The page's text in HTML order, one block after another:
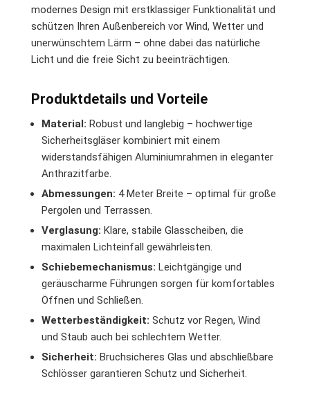
modernes Design mit erstklassiger Funktionalität und
schützen Ihren Außenbereich vor Wind, Wetter und
unerwünschtem Lärm – ohne dabei das natürliche
Licht und die freie Sicht zu beeinträchtigen.
Produktdetails und Vorteile
Material: Robust und langlebig – hochwertige
Sicherheitsgläser kombiniert mit einem
widerstandsfähigen Aluminiumrahmen in eleganter
Anthrazitfarbe.
Abmessungen: 4 Meter Breite – optimal für große
Pergolen und Terrassen.
Verglasung: Klare, stabile Glasscheiben, die
maximalen Lichteinfall gewährleisten.
Schiebemechanismus: Leichtgängige und
geräuscharme Führungen sorgen für komfortables
Öffnen und Schließen.
Wetterbeständigkeit: Schutz vor Regen, Wind
und Staub auch bei schlechtem Wetter.
Sicherheit: Bruchsicheres Glas und abschließbare
Schlösser garantieren Schutz und Sicherheit.